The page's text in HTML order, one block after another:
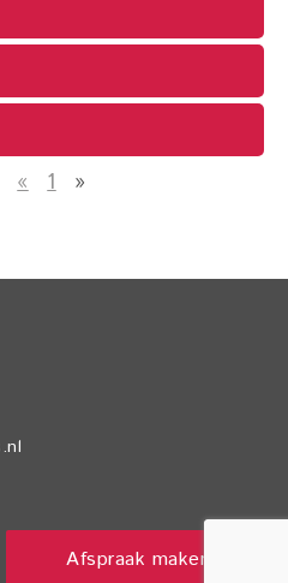
« 1 »
Afspraak maken